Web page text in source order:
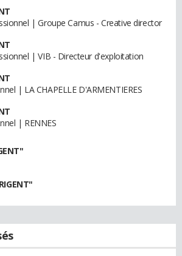
| Groupe Camus - Creative director
| VIB - Directeur d'exploitation
| LA CHAPELLE D'ARMENTIERES
| RENNES